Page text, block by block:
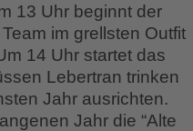
13 Uhr beginnt der
im grellsten Outfit
14 Uhr startet das
Lebertran trinken
Jahr ausrichten.
Jahr die “Alte